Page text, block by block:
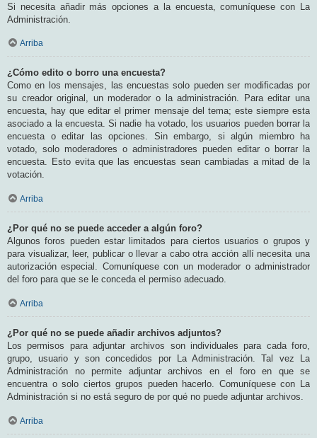
Si necesita añadir más opciones a la encuesta, comuníquese con La
Administración.
Arriba
¿Cómo edito o borro una encuesta?
Como en los mensajes, las encuestas solo pueden ser modificadas por
su creador original, un moderador o la administración. Para editar una
encuesta, hay que editar el primer mensaje del tema; este siempre esta
asociado a la encuesta. Si nadie ha votado, los usuarios pueden borrar la
encuesta o editar las opciones. Sin embargo, si algún miembro ha
votado, solo moderadores o administradores pueden editar o borrar la
encuesta. Esto evita que las encuestas sean cambiadas a mitad de la
votación.
Arriba
¿Por qué no se puede acceder a algún foro?
Algunos foros pueden estar limitados para ciertos usuarios o grupos y
para visualizar, leer, publicar o llevar a cabo otra acción allí necesita una
autorización especial. Comuníquese con un moderador o administrador
del foro para que se le conceda el permiso adecuado.
Arriba
¿Por qué no se puede añadir archivos adjuntos?
Los permisos para adjuntar archivos son individuales para cada foro,
grupo, usuario y son concedidos por La Administración. Tal vez La
Administración no permite adjuntar archivos en el foro en que se
encuentra o solo ciertos grupos pueden hacerlo. Comuníquese con La
Administración si no está seguro de por qué no puede adjuntar archivos.
Arriba